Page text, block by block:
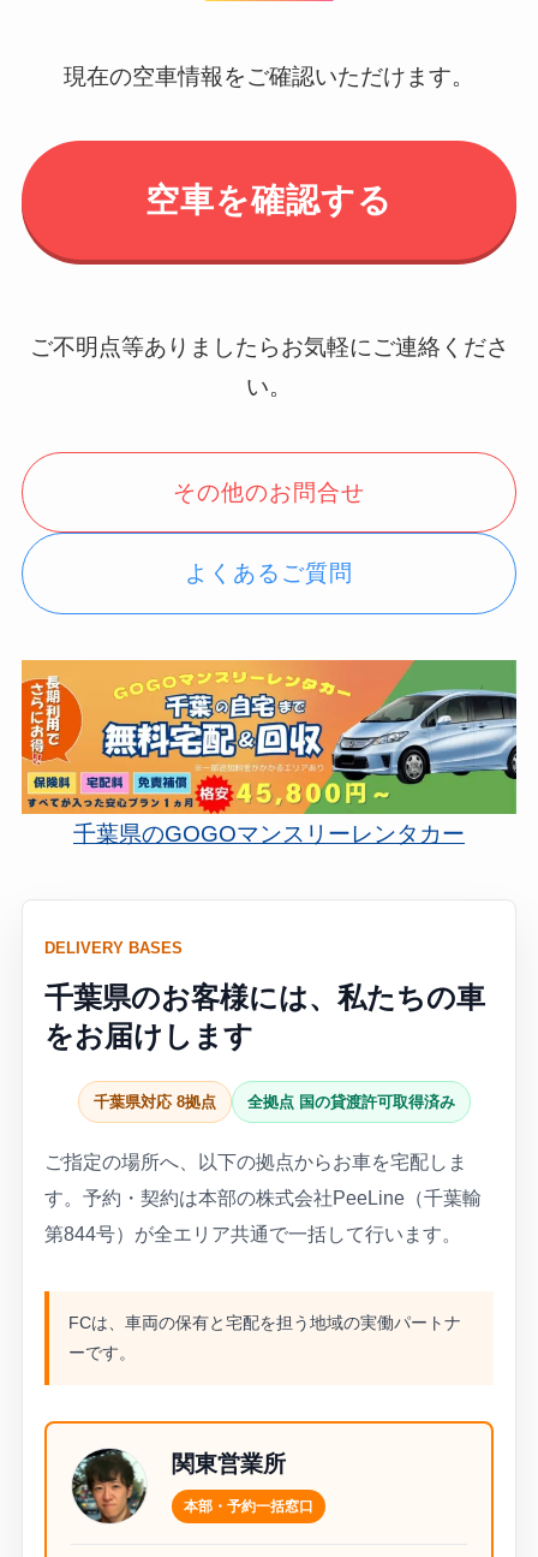
現在の空車情報をご確認いただけます。
空車を確認する
ご不明点等ありましたらお気軽にご連絡くださ
い。
その他のお問合せ
よくあるご質問
千葉県のGOGOマンスリーレンタカー
DELIVERY BASES
千葉県のお客様には、私たちの車
をお届けします
千葉県対応 8拠点 全拠点 国の貸渡許可取得済み
ご指定の場所へ、以下の拠点からお車を宅配しま
す。予約・契約は本部の株式会社PeeLine（千葉輸
第844号）が全エリア共通で一括して行います。
FCは、車両の保有と宅配を担う地域の実働パートナ
ーです。
関東営業所
本部・予約一括窓口